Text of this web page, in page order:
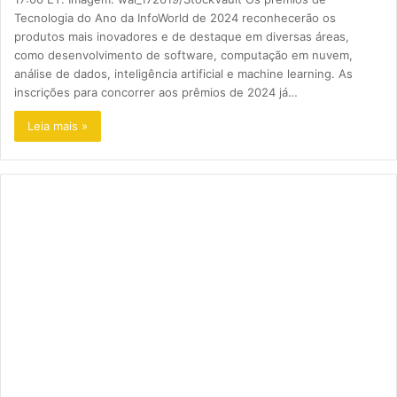
Tecnologia do Ano da InfoWorld de 2024 reconhecerão os
produtos mais inovadores e de destaque em diversas áreas,
como desenvolvimento de software, computação em nuvem,
análise de dados, inteligência artificial e machine learning. As
inscrições para concorrer aos prêmios de 2024 já…
Leia mais »